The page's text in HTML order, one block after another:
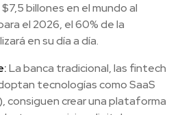
billones en el mundo al
el 2026, el 60% de la
en su día a día.
La banca tradicional, las fintech
tecnologías como SaaS
consiguen crear una plataforma